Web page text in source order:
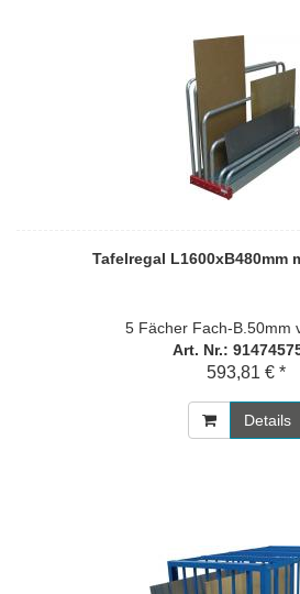
Tafelregal L1600xB480mm
5 Fächer Fach-B.50mm
Art. Nr.:
593,81 € *
Details